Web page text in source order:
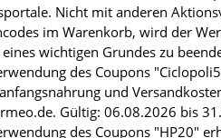
Nicht mit anderen
im Warenkorb, wird der
wichtigen Grundes zu
des Coupons
und
Gültig: 06.08.2026 bis
des Coupons "HP20"